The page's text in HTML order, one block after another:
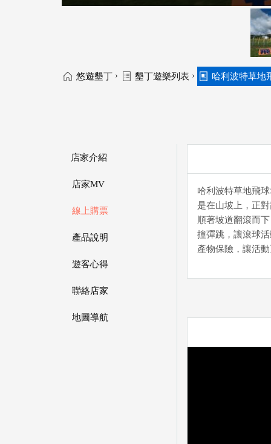
悠遊墾丁 › 墾丁遊樂列表 › 哈利波特草地
店家介紹
店家MV
線上購票
產品說明
遊客心得
聯絡店家
地圖導航
哈利波特草地飛
是在山坡上，正
順著坡道翻滾而
撞彈跳，讓滾球
產物保險，讓活